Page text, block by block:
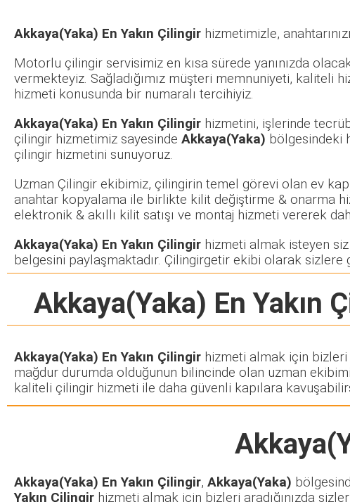
Akkaya(Yaka) En Yakın Çilingir hizmetimizle,
Motorlu çilingir servisimiz en kısa sürede yanınızda
vermekteyiz. Sağladığımız müşteri memnuniyeti, kaliteli
hizmeti konusunda bir numaralı tercihiyiz.
Akkaya(Yaka) En Yakın Çilingir hizmetini, işlerinde
çilingir hizmetimiz sayesinde Akkaya(Yaka) bölgesindeki
çilingir hizmetini sunuyoruz.
Uzman Çilingir ekibimiz, çilingirin temel görevi olan ev
anahtar kopyalama ile birlikte kilit değiştirme & onarma
elektronik & akıllı kilit satışı ve montaj hizmeti vererek
Akkaya(Yaka) En Yakın Çilingir hizmeti almak isteyen
belgesini paylaşmaktadır. Çilingirgetir ekibi olarak
Akkaya(Yaka) En Yakın
Akkaya(Yaka) En Yakın Çilingir hizmeti almak için
mağdur durumda olduğunun bilincinde olan uzman
kaliteli çilingir hizmeti ile daha güvenli kapılara
Akkaya(Yaka) En Yakın Çilingir, Akkaya(Yaka)
Yakın Çilingir hizmeti almak için bizleri aradığınızda